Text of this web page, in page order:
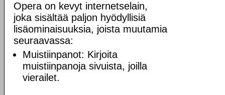
Opera on kevyt internetselain,
joka sisältää paljon hyödyllisiä
lisäominaisuuksia, joista muutamia
seuraavassa:
Muistiinpanot: Kirjoita
muistiinpanoja sivuista, joilla
vierailet.